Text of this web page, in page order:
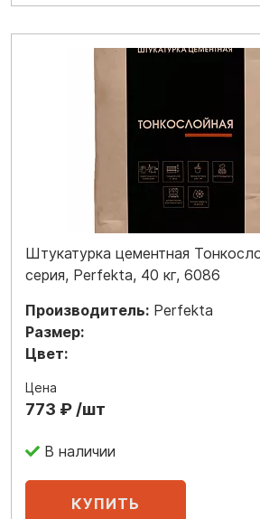
Штукатурка цементная
серия, Perfekta, 40 кг, 6086
Производитель: Perfekta
Размер:
Цвет:
Цена
773 ₽ /шт
В наличии